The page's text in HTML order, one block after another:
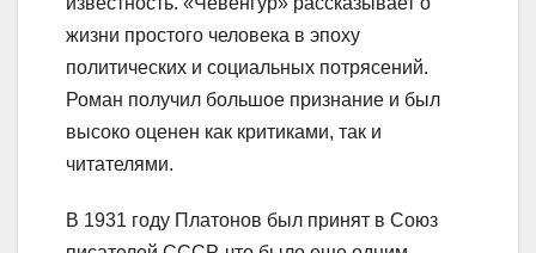
жизни простого человека в эпоху
политических и социальных потрясений.
Роман получил большое признание и был
высоко оценен как критиками, так и
читателями.
В 1931 году Платонов был принят в Союз